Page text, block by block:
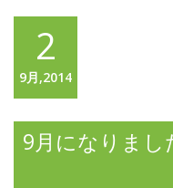
2
9月,2014
9月になりまし